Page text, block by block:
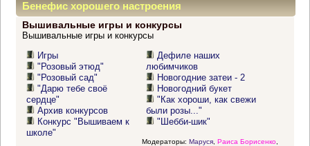
Бенефис хорошего настроения
Вышивальные игры и конкурсы
Вышивальные игры и конкурсы
Игры
"Розовый этюд"
"Розовый сад"
"Дарю тебе своё
сердце"
Архив конкурсов
Конкурс "Вышиваем к
школе"
Дефиле наших
любимчиков
Новогодние затеи - 2
Новогодний букет
"Как хороши, как свежи
были розы..."
"Шебби-шик"
Модераторы: Маруся, Раиса Борисенко,